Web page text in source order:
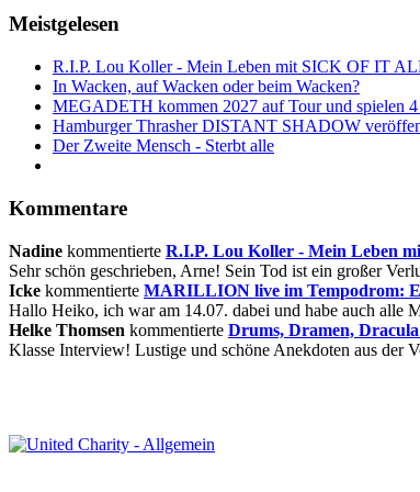
Meistgelesen
R.I.P. Lou Koller - Mein Leben mit SICK OF IT
In Wacken, auf Wacken oder beim Wacken?
MEGADETH kommen 2027 auf Tour und spielen
Hamburger Thrasher DISTANT SHADOW
Der Zweite Mensch - Sterbt alle
Kommentare
Nadine kommentierte R.I.P. Lou Koller - Mein Leben
Sehr schön geschrieben, Arne! Sein Tod ist ein großer
Icke kommentierte MARILLION live im Tempodrom:
Hallo Heiko, ich war am 14.07. dabei und habe auch alle
Helke Thomsen kommentierte Drums, Dramen,
Klasse Interview! Lustige und schöne Anekdoten aus der